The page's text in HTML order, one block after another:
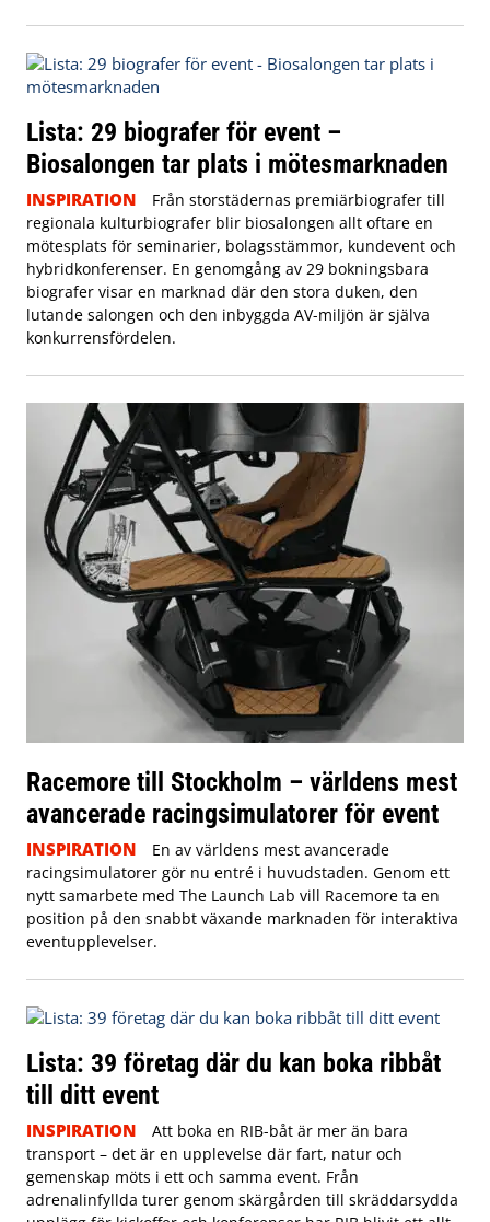
Lista: 29 biografer för event –
Biosalongen tar plats i mötesmarknaden
INSPIRATION
Från storstädernas premiärbiografer till
regionala kulturbiografer blir biosalongen allt oftare en
mötesplats för seminarier, bolagsstämmor, kundevent och
hybridkonferenser. En genomgång av 29 bokningsbara
biografer visar en marknad där den stora duken, den
lutande salongen och den inbyggda AV-miljön är själva
konkurrensfördelen.
Racemore till Stockholm – världens mest
avancerade racingsimulatorer för event
INSPIRATION
En av världens mest avancerade
racingsimulatorer gör nu entré i huvudstaden. Genom ett
nytt samarbete med The Launch Lab vill Racemore ta en
position på den snabbt växande marknaden för interaktiva
eventupplevelser.
Lista: 39 företag där du kan boka ribbåt
till ditt event
INSPIRATION
Att boka en RIB-båt är mer än bara
transport – det är en upplevelse där fart, natur och
gemenskap möts i ett och samma event. Från
adrenalinfyllda turer genom skärgården till skräddarsydda